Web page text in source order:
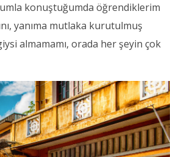
konuştuğumda öğrendiklerim
yanıma mutlaka kurutulmuş
almamamı, orada her şeyin çok